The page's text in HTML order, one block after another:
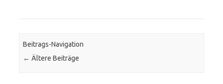
Beitrags-Navigation
← Ältere Beiträge